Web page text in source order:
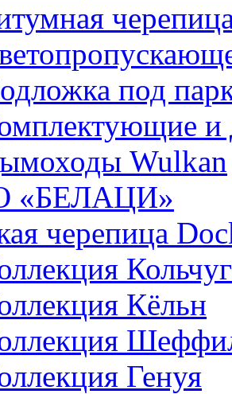
под
и
Wulkan
«БЕЛАЦИ»
черепица
Кёльн
Генуя